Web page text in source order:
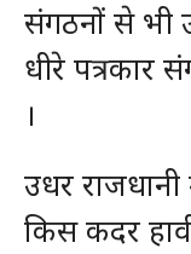
संगठनों से भी
धीरे पत्रकार
।
उधर राजधानी
किस कदर